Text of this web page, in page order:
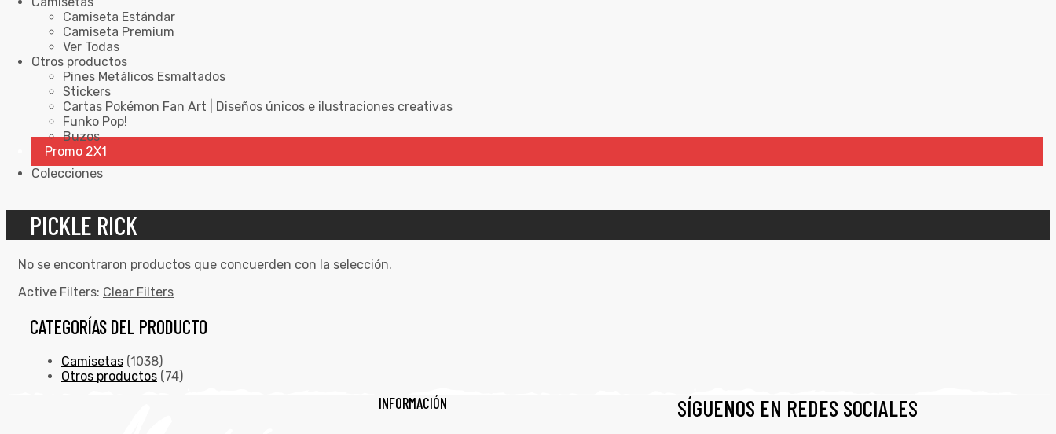
Camiseta Estándar
Camiseta Premium
Ver Todas
Otros productos
Pines Metálicos Esmaltados
Stickers
Cartas Pokémon Fan Art | Diseños únicos e ilustraciones creativas
Funko Pop!
Buzos
Promo 2X1
Colecciones
PICKLE RICK
No se encontraron productos que concuerden con la selección.
Active Filters: Clear Filters
CATEGORÍAS DEL PRODUCTO
Camisetas (1038)
Otros productos (74)
INFORMACIÓN SÍGUENOS EN REDES SOCIALES